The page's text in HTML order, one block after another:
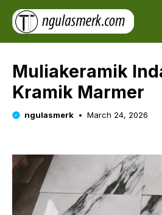
Skip
content
Muliakeramik
Kramik Marmer
ngulasmerk March 24, 2026